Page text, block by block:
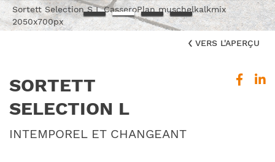
Sortett Selection S L CasseroPlan muschelkalkmix
2050x700px
VERS L'APERÇU
SORTETT
SELECTION L
INTEMPOREL ET CHANGEANT